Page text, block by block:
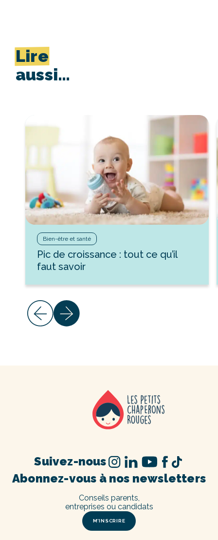
Lire
aussi…
Bien-être et santé
Pic de croissance : tout ce qu’il
faut savoir
Abonnez-vous à nos newsletters
M’INSCRIRE
Conseils parents,
entreprises ou candidats
Suivez-nous